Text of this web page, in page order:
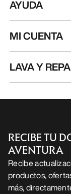
AYUDA
MI CUENTA
LAVA Y
RECIBE TU
AVENTURA
Recibe
productos,
más,